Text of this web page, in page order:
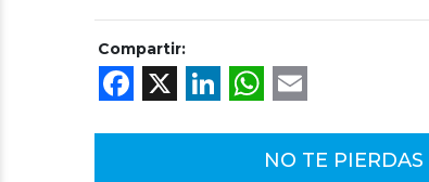
Compartir:
Facebook
X LinkedIn
WhatsApp
NO TE